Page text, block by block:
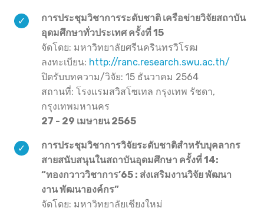
การประชุมวิชาการระดับชาติ เครือข่ายวิจัยสถาบัน
อุดมศึกษาทั่วประเทศ ครั้งที่ 15
จัดโดย: มหาวิทยาลัยศรีนครินทรวิโรฒ
ลงทะเบียน: http://ranc.research.swu.ac.th/
ปิดรับบทความ/วิจัย: 15 ธันวาคม 2564
สถานที่: โรงแรมสวิสโซเทล กรุงเทพ รัชดา,
กรุงเทพมหานคร
27 - 29 เมษายน 2565
การประชุมวิชาการวิจัยระดับชาติสำหรับบุคลากร
สายสนับสนุนในสถาบันอุดมศึกษา ครั้งที่ 14:
“ทองกวาววิชาการ’65 : ส่งเสริมงานวิจัย พัฒนา
งาน พัฒนาองค์กร”
จัดโดย: มหาวิทยาลัยเชียงใหม่